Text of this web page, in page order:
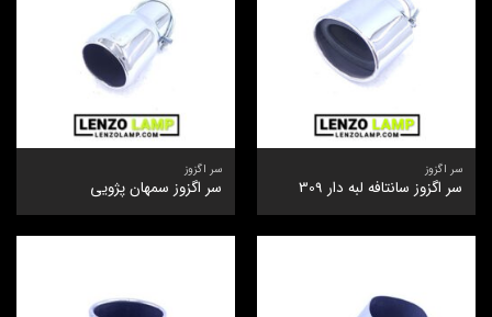
سر اگزوز
سر اگزوز سانتافه لبه دار 309
سر اگزوز
سر اگزوز سمهان پژویی